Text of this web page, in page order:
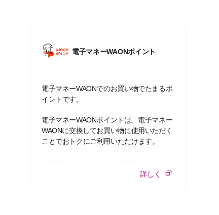
電子マネーWAONポイント
電子マネーWAONでのお買い物でたまるポ
イントです。
電子マネーWAONポイントは、電子マネー
WAONに交換してお買い物に使用いただく
ことでおトクにご利用いただけます。
詳しく